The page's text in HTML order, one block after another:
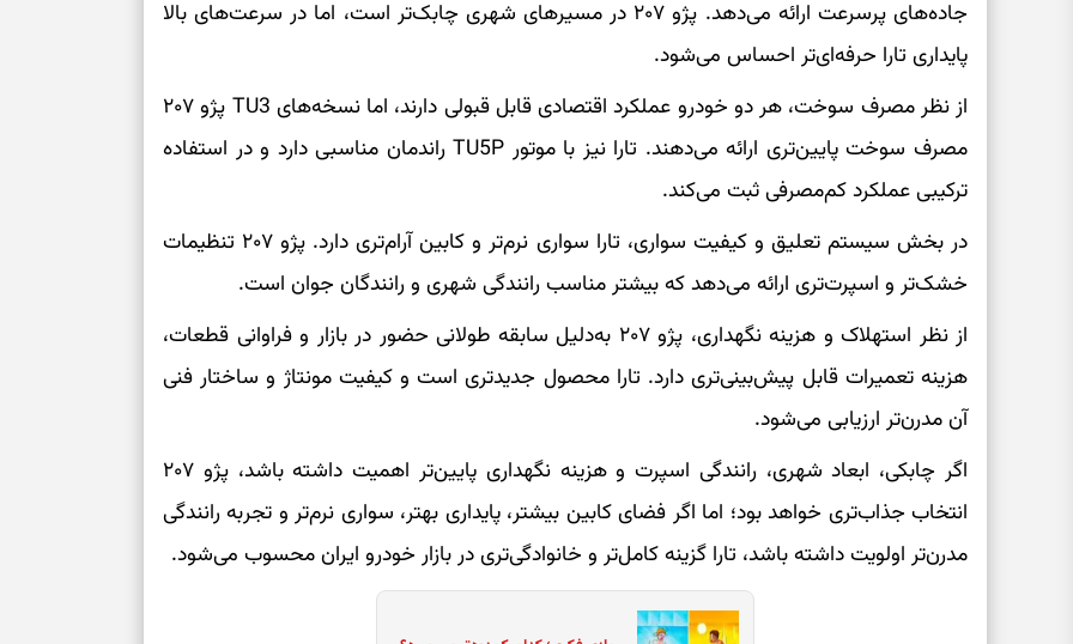
جاده‌های پرسرعت ارائه می‌دهد. پژو ۲۰۷ در مسیرهای شهری چابک‌تر است، اما در سرعت‌های بالا
پایداری تارا حرفه‌ای‌تر احساس می‌شود.
از نظر مصرف سوخت، هر دو خودرو عملکرد اقتصادی قابل قبولی دارند، اما نسخه‌های TU3 پژو ۲۰۷
مصرف سوخت پایین‌تری ارائه می‌دهند. تارا نیز با موتور TU5P راندمان مناسبی دارد و در استفاده
ترکیبی عملکرد کم‌مصرفی ثبت می‌کند.
در بخش سیستم تعلیق و کیفیت سواری، تارا سواری نرم‌تر و کابین آرام‌تری دارد. پژو ۲۰۷ تنظیمات
خشک‌تر و اسپرت‌تری ارائه می‌دهد که بیشتر مناسب رانندگی شهری و رانندگان جوان است.
از نظر استهلاک و هزینه نگهداری، پژو ۲۰۷ به‌دلیل سابقه طولانی حضور در بازار و فراوانی قطعات،
هزینه تعمیرات قابل پیش‌بینی‌تری دارد. تارا محصول جدیدتری است و کیفیت مونتاژ و ساختار فنی
آن مدرن‌تر ارزیابی می‌شود.
اگر چابکی، ابعاد شهری، رانندگی اسپرت و هزینه نگهداری پایین‌تر اهمیت داشته باشد، پژو ۲۰۷
انتخاب جذاب‌تری خواهد بود؛ اما اگر فضای کابین بیشتر، پایداری بهتر، سواری نرم‌تر و تجربه رانندگی
مدرن‌تر اولویت داشته باشد، تارا گزینه کامل‌تر و خانوادگی‌تری در بازار خودرو ایران محسوب می‌شود.